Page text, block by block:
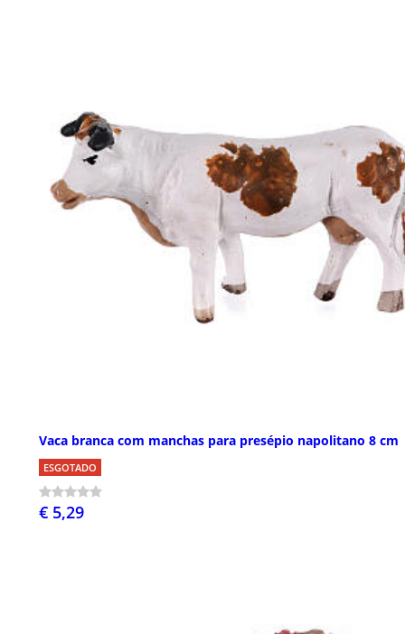
Vaca branca com manchas para presépio napolitano 8 cm
ESGOTADO
€ 5,29